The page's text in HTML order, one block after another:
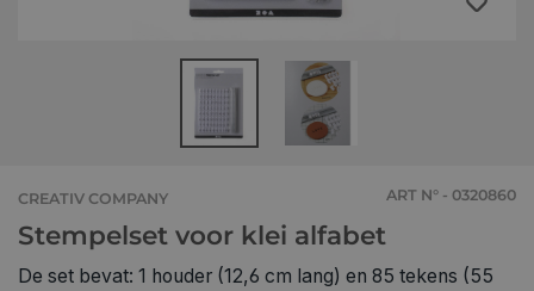
CREATIV COMPANY ART N° - 0320860
Stempelset voor klei alfabet
De set bevat: 1 houder (12,6 cm lang) en 85 tekens (55